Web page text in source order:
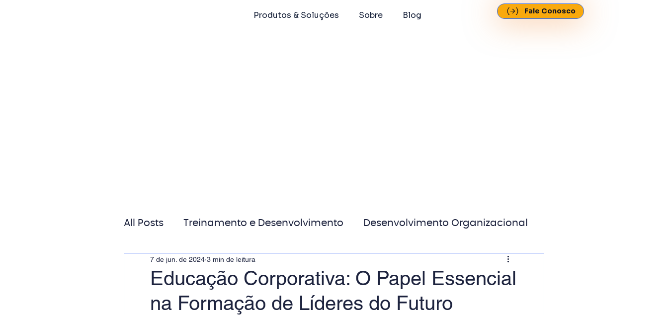
Produtos & Soluções Sobre Blog Fale Conosco
All Posts Treinamento e Desenvolvimento Desenvolvimento Organizacional
Gestão de Pessoas
Responsabilidade Social
Educação Corporativa: O Papel Essencial
na Formação de Líderes do Futuro
7 de jun. de 2024 3 min de leitura